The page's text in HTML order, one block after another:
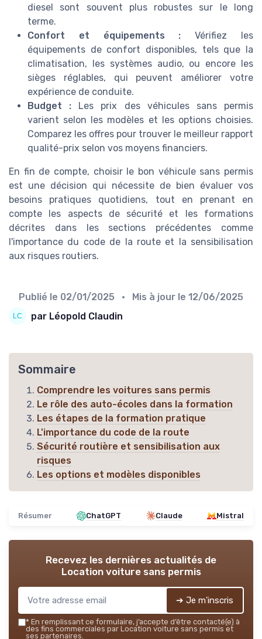
diesel sont souvent plus robustes sur le long
terme.
Confort et équipements : Vérifiez les
équipements de confort disponibles, tels que la
climatisation, les systèmes audio, ou encore les
sièges réglables, qui peuvent améliorer votre
expérience de conduite.
Budget : Les prix des véhicules sans permis
varient selon les modèles et les options choisies.
Comparez les offres pour trouver le meilleur rapport
qualité-prix selon vos moyens financiers.
En fin de compte, choisir le bon véhicule sans permis
est une décision qui nécessite de bien évaluer vos
besoins pratiques quotidiens, tout en prenant en
compte les aspects de sécurité et les formations
décrites dans les sections précédentes comme
l'importance du code de la route et la sensibilisation
aux risques routiers.
Publié le 02/01/2025 • Mis à jour le 12/06/2025
par Léopold Claudin
Sommaire
Comprendre les voitures sans permis
Le rôle des auto-écoles dans la formation
Les étapes de la formation pratique
L'importance du code de la route
Sécurité routière et sensibilisation aux
risques
Les options et modèles disponibles
Résumer ChatGPT Claude Mistral
Recevez les dernières actualités de
Location voiture sans permis
➔ Je m'inscris
* En remplissant ce formulaire, j’accepte d’être contacté(e) à
des fins commerciales par Location voiture sans permis et
ses partenaires.